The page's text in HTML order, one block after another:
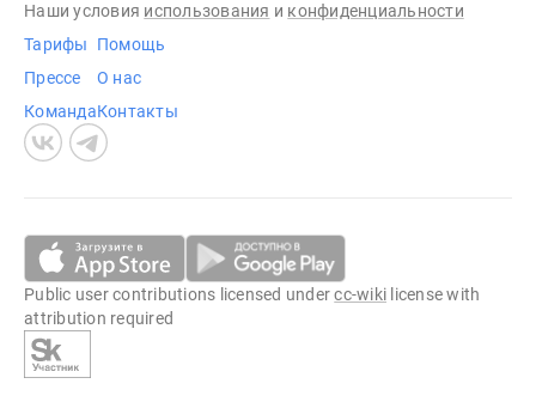
Наши условия использования и конфиденциальности
Тарифы
Прессе
Команда
Помощь
О нас
Контакты
Public user contributions licensed undercc-wiki license with
attribution required